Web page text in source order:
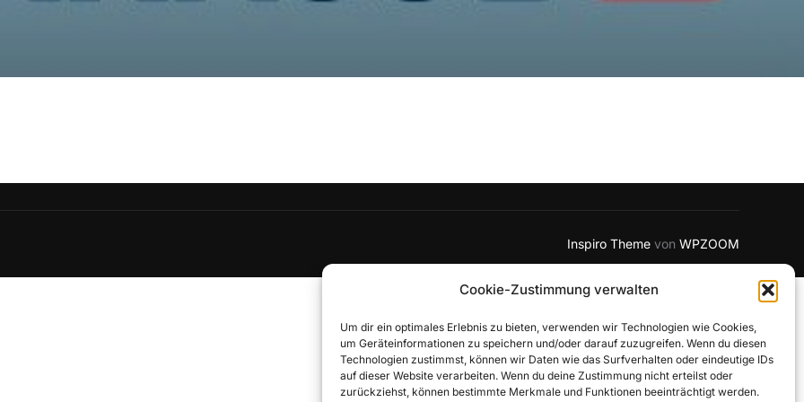
Cookie-Zustimmung verwalten
Um dir ein optimales Erlebnis zu bieten, verwenden wir Technologien wie Cookies,
um Geräteinformationen zu speichern und/oder darauf zuzugreifen. Wenn du diesen
Technologien zustimmst, können wir Daten wie das Surfverhalten oder eindeutige IDs
auf dieser Website verarbeiten. Wenn du deine Zustimmung nicht erteilst oder
zurückziehst, können bestimmte Merkmale und Funktionen beeinträchtigt werden.
Inspiro Theme von WPZOOM